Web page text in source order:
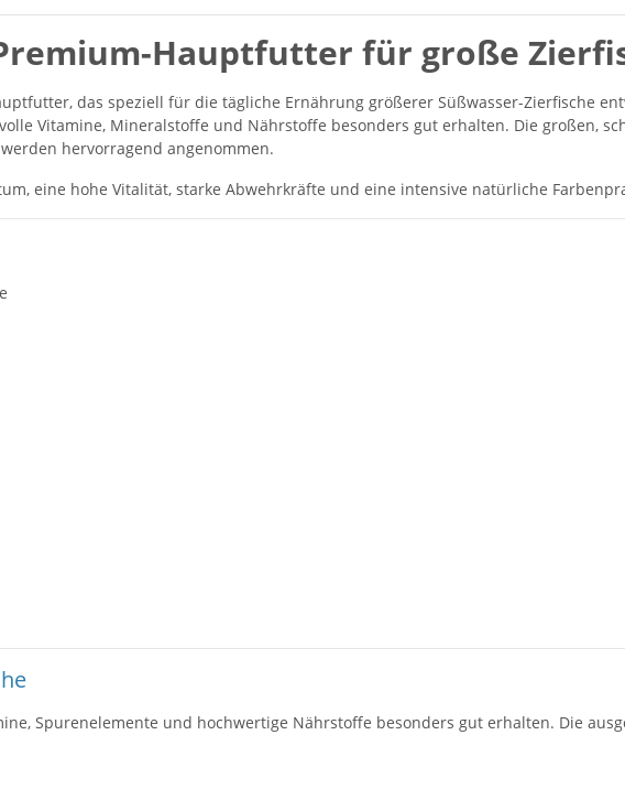
Hauptfutter für große
das speziell für die tägliche Ernährung größerer Süßwasser-Zierfische
Vitamine, Mineralstoffe und Nährstoffe besonders gut erhalten. Die großen,
hervorragend angenommen.
eine hohe Vitalität, starke Abwehrkräfte und eine intensive natürliche
Spurenelemente und hochwertige Nährstoffe besonders gut erhalten. Die